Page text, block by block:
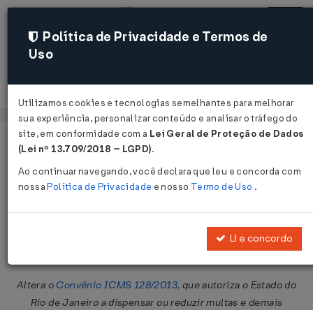
Acessar
Página Inicial Legislações
Convênio ICMS Nº 21 DE
Altera o Convênio ICMS 128/2013, que autoriza o Estado do
Rio de Janeiro a dispensar ou reduzir multas e demais
Política de Privacidade e Termos de
Uso
Utilizamos cookies e tecnologias semelhantes para melhorar
sua experiência, personalizar conteúdo e analisar o tráfego do
site, em conformidade com a Lei Geral de Proteção de Dados
(Lei nº 13.709/2018 – LGPD).
Ao continuar navegando, você declara que leu e concorda com
nossaPolítica de Privacidade e nosso Termo de Uso .
Li e concordo